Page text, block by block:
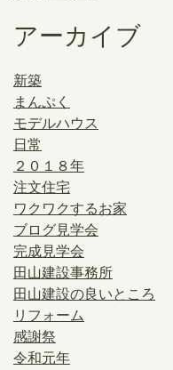
アーカイブ
新築
まんぷく
モデルハウス
日常
２０１８年
注文住宅
ワクワクするお家
ブログ見学会
完成見学会
田山建設事務所
田山建設の良いところ
リフォーム
感謝祭
令和元年